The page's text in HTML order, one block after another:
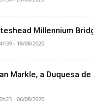
Millennium
- 18/08/2020
Markle, a Duquesa de
- 06/08/2020